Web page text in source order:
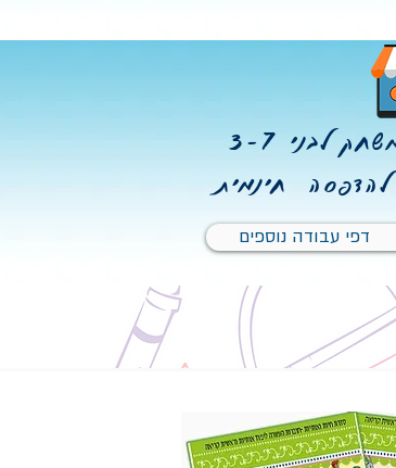
לבני 3-7
חינמית
דפי עבודה נוספים